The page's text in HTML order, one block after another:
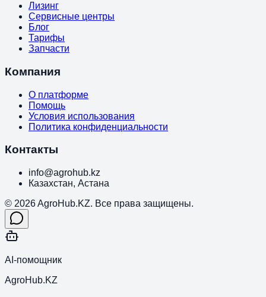
Лизинг
Сервисные центры
Блог
Тарифы
Запчасти
Компания
О платформе
Помощь
Условия использования
Политика конфиденциальности
Контакты
info@agrohub.kz
Казахстан, Астана
© 2026 AgroHub.KZ. Все права защищены.
AI-помощник
AgroHub.KZ